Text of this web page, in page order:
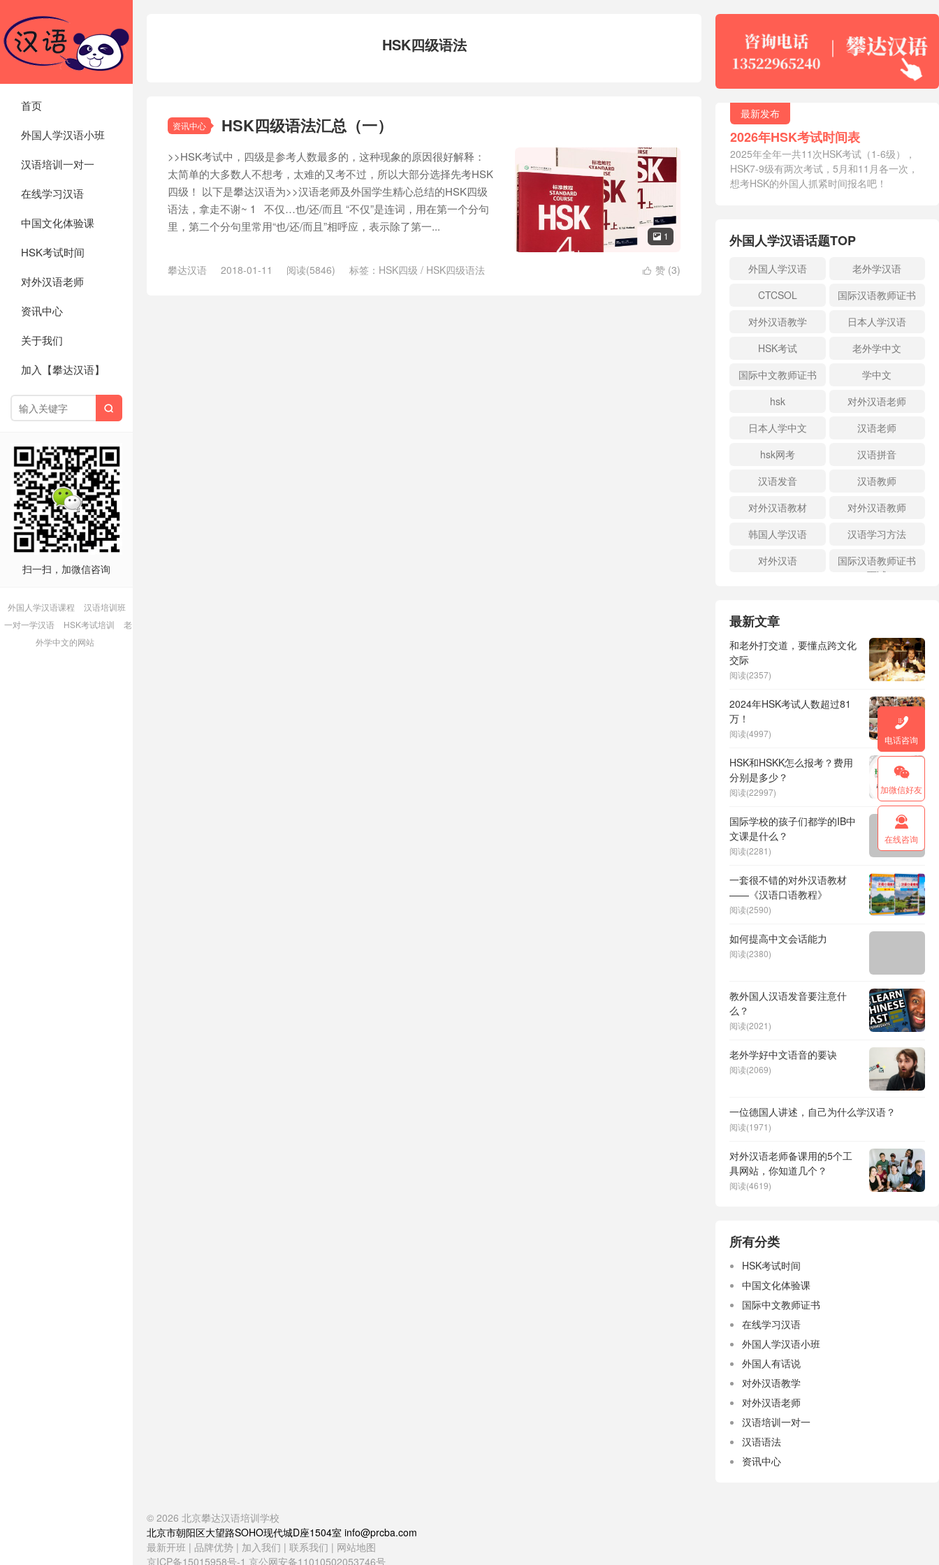
首页
外国人学汉语小班
汉语培训一对一
在线学习汉语
中国文化体验课
HSK考试时间
对外汉语老师
资讯中心
关于我们
加入【攀达汉语】

扫一扫，加微信咨询
外国人学汉语课程
汉语培训班
一对一学汉语
HSK考试培训
老
外学中文的网站
HSK四级语法
资讯中心 HSK四级语法汇总（一）
 1
>>HSK考试中，四级是参考人数最多的，这种现象的原因很好解释：
太简单的大多数人不想考，太难的又考不过，所以大部分选择先考HSK
四级！ 以下是攀达汉语为>>汉语老师及外国学生精心总结的HSK四级
语法，拿走不谢~ 1 不仅…也/还/而且 “不仅”是连词，用在第一个分句
里，第二个分句里常用“也/还/而且”相呼应，表示除了第一...
 赞 (3)
攀达汉语 2018-01-11 阅读(5846) 标签： HSK四级 / HSK四级语法
最新发布
2026年HSK考试时间表
2025年全年一共11次HSK考试（1-6级），
HSK7-9级有两次考试，5月和11月各一次，
想考HSK的外国人抓紧时间报名吧！
外国人学汉语话题TOP
外国人学汉语
老外学汉语
CTCSOL
国际汉语教师证书
对外汉语教学
日本人学汉语
HSK考试
老外学中文
国际中文教师证书
学中文
hsk
对外汉语老师
日本人学中文
汉语老师
hsk网考
汉语拼音
汉语发音
汉语教师
对外汉语教材
对外汉语教师
韩国人学汉语
汉语学习方法
对外汉语
国际汉语教师证书
面试
最新文章
和老外打交道，要懂点跨文化
交际
阅读(2357)
2024年HSK考试人数超过81
万！
阅读(4997)
HSK和HSKK怎么报考？费用
分别是多少？
阅读(22997)
国际学校的孩子们都学的IB中
文课是什么？
阅读(2281)
一套很不错的对外汉语教材
——《汉语口语教程》
阅读(2590)
如何提高中文会话能力
阅读(2380)
教外国人汉语发音要注意什
么？
阅读(2021)
老外学好中文语音的要诀
阅读(2069)
一位德国人讲述，自己为什么学汉语？
阅读(1971)
对外汉语老师备课用的5个工
具网站，你知道几个？
阅读(4619)
所有分类
HSK考试时间
中国文化体验课
国际中文教师证书
在线学习汉语
外国人学汉语小班
外国人有话说
对外汉语教学
对外汉语老师
汉语培训一对一
汉语语法
资讯中心
© 2026 北京攀达汉语培训学校
北京市朝阳区大望路SOHO现代城D座1504室 info@prcba.com
最新开班 | 品牌优势 | 加入我们 | 联系我们 | 网站地图
京ICP备15015958号-1 京公网安备11010502053746号

电话咨询

加微信好友

在线咨询